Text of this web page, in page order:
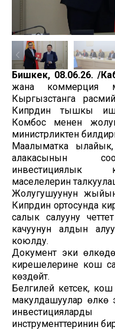
Бишкек, 08.06.26. /
жана коммерция
Кыргызстанга
Кипрдин тышкы
Комбос менен
министрликтен
Маалыматка
алакасынын
инвестициялык
маселелерин
Жолугушуунун
Кипрдин ортосунда
салык салууну
качуунун алдын
коюлду.
Документ эки өлкөдөгү
кирешелерине кош
көздөйт.
Белгилей кетсек, кош
макулдашуулар өлкө
инструменттеринин